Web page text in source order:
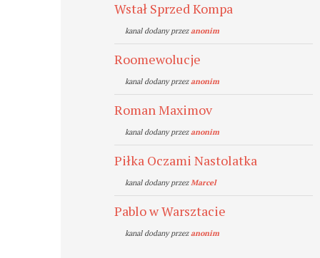
Wstał Sprzed Kompa
kanal dodany przezanonim
Roomewolucje
kanal dodany przezanonim
Roman Maximov
kanal dodany przezanonim
Piłka Oczami Nastolatka
kanal dodany przezMarcel
Pablo w Warsztacie
kanal dodany przezanonim